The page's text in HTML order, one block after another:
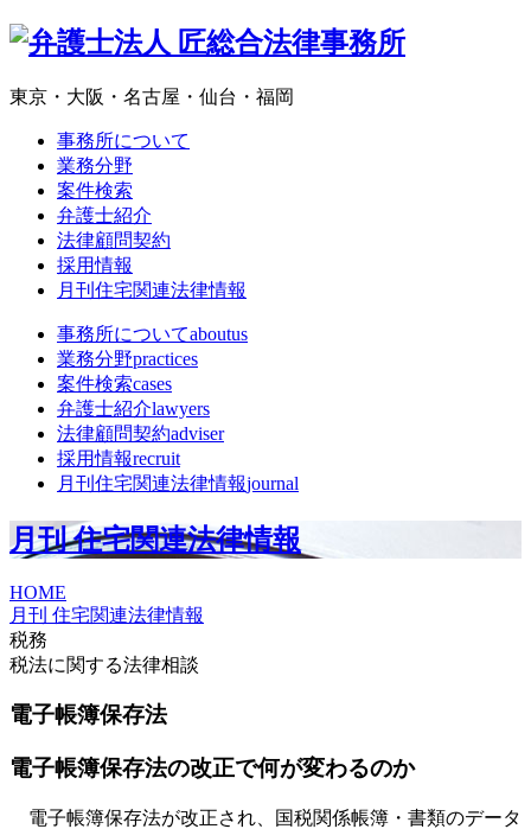
東京・大阪・名古屋・仙台・福岡
事務所について
業務分野
案件検索
弁護士紹介
法律顧問契約
採用情報
月刊住宅関連法律情報
事務所についてaboutus
業務分野practices
案件検索cases
弁護士紹介lawyers
法律顧問契約adviser
採用情報recruit
月刊住宅関連法律情報journal
月刊 住宅関連法律情報
HOME
月刊 住宅関連法律情報
税務
税法に関する法律相談
電子帳簿保存法
電子帳簿保存法の改正で何が変わるのか
電子帳簿保存法が改正され、国税関係帳簿・書類のデータ